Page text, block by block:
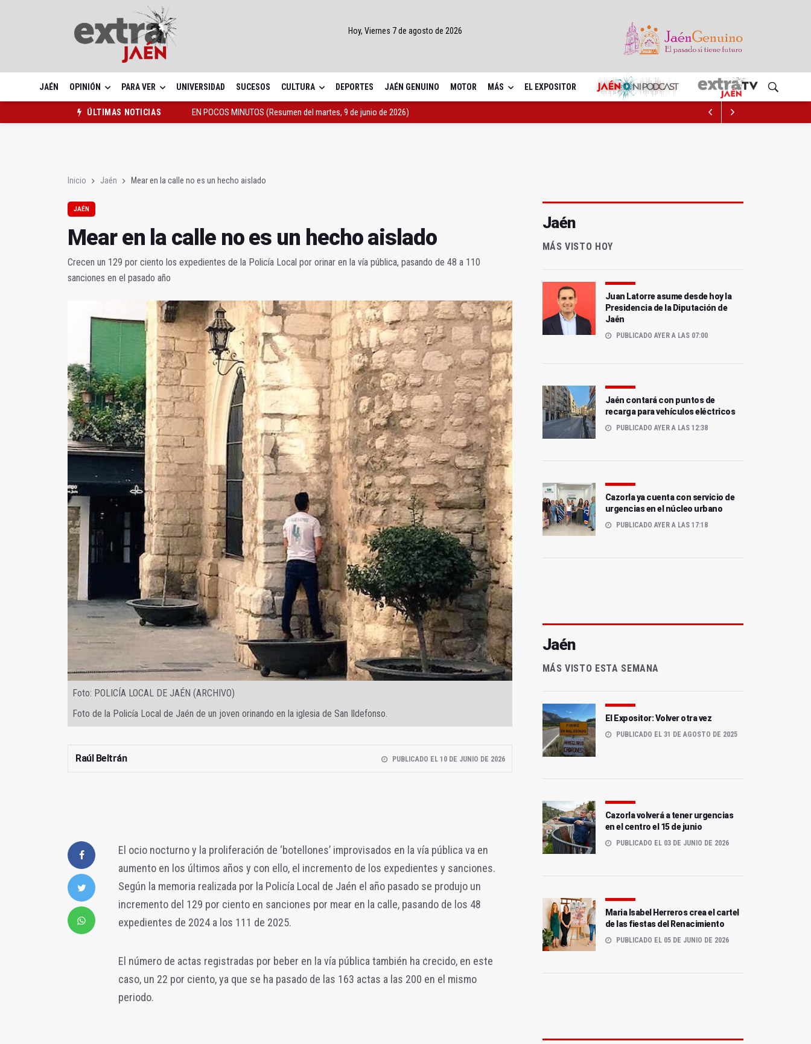
Hoy, Viernes 7 de agosto de 2026
JAÉN OPINIÓN PARA VER UNIVERSIDAD SUCESOS CULTURA DEPORTES JAÉN GENUINO MOTOR MÁS EL EXPOSITOR
ÚLTIMAS NOTICIAS
Caja Rural de Jaén entrega sus donaciones de voluntuariado
Inicio Jaén Mear en la calle no es un hecho aislado
JAÉN
Mear en la calle no es un hecho aislado
Crecen un 129 por ciento los expedientes de la Policía Local por orinar en la vía pública, pasando de 48 a 110
sanciones en el pasado año
Foto: POLICÍA LOCAL DE JAÉN (ARCHIVO)
Foto de la Policía Local de Jaén de un joven orinando en la iglesia de San Ildefonso.
Raúl Beltrán PUBLICADO EL 10 DE JUNIO DE 2026
El ocio nocturno y la proliferación de ‘botellones’ improvisados en la vía pública va en
aumento en los últimos años y con ello, el incremento de los expedientes y sanciones.
Según la memoria realizada por la Policía Local de Jaén el año pasado se produjo un
incremento del 129 por ciento en sanciones por mear en la calle, pasando de los 48
expedientes de 2024 a los 111 de 2025.
El número de actas registradas por beber en la vía pública también ha crecido, en este
caso, un 22 por ciento, ya que se ha pasado de las 163 actas a las 200 en el mismo
periodo.
Jaén
MÁS VISTO HOY
Juan Latorre asume desde hoy la
Presidencia de la Diputación de
Jaén
PUBLICADO AYER A LAS 07:00
Jaén contará con puntos de
recarga para vehículos eléctricos
PUBLICADO AYER A LAS 12:38
Cazorla ya cuenta con servicio de
urgencias en el núcleo urbano
PUBLICADO AYER A LAS 17:18
Jaén
MÁS VISTO ESTA SEMANA
El Expositor: Volver otra vez
PUBLICADO EL 31 DE AGOSTO DE 2025
Cazorla volverá a tener urgencias
en el centro el 15 de junio
PUBLICADO EL 03 DE JUNIO DE 2026
Maria Isabel Herreros crea el cartel
de las fiestas del Renacimiento
PUBLICADO EL 05 DE JUNIO DE 2026